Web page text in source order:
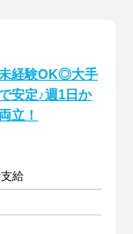
未経験OK◎大手
安定♪週1日か
立！
給